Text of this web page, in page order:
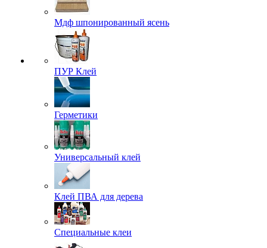
Мдф шпонированный ясень
ПУР Клей
Герметики
Универсальный клей
Клей ПВА для дерева
Специальные клеи